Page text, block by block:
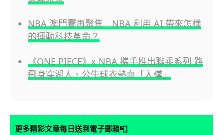
NBA 澳門賽再聚焦 NBA 利用 AI 帶來怎樣
的運動科技革命？
《ONE PIECE》x NBA 攜手推出聯乘系列 路
飛身穿湖人、公牛球衣熱血「入樽」
更多精彩文章每日送到電子郵箱📮